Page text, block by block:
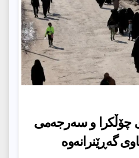
چۆڵكرا و سەرجەمى
گەڕێنرانەوە